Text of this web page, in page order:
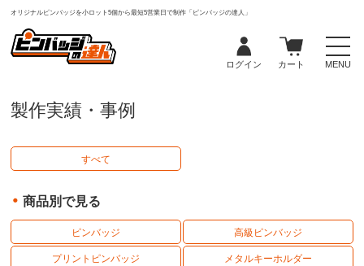
オリジナルピンバッジを小ロット5個から最短5営業日で制作「ピンバッジの達人」
ログイン カート MENU
製作実績・事例
すべて
商品別で見る
ピンバッジ 高級ピンバッジ
プリントピンバッジ メタルキーホルダー